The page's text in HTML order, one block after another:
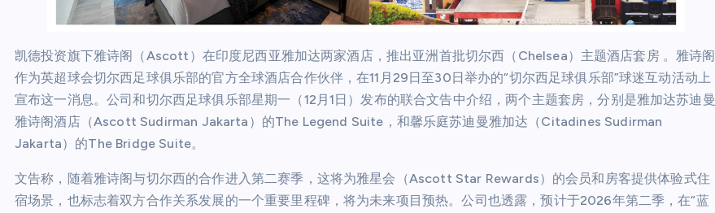
凯德投资旗下雅诗阁（Ascott）在印度尼西亚雅加达两家酒店，推出亚洲首批切尔西（Chelsea）主题酒店套房 。雅诗阁
作为英超球会切尔西足球俱乐部的官方全球酒店合作伙伴，在11月29日至30日举办的“切尔西足球俱乐部”球迷互动活动上
宣布这一消息。公司和切尔西足球俱乐部星期一（12月1日）发布的联合文告中介绍，两个主题套房，分别是雅加达苏迪曼
雅诗阁酒店（Ascott Sudirman Jakarta）的The Legend Suite，和馨乐庭苏迪曼雅加达（Citadines Sudirman
Jakarta）的The Bridge Suite。
文告称，随着雅诗阁与切尔西的合作进入第二赛季，这将为雅星会（Ascott Star Rewards）的会员和房客提供体验式住
宿场景，也标志着双方合作关系发展的一个重要里程碑，将为未来项目预热。公司也透露，预计于2026年第二季，在“蓝